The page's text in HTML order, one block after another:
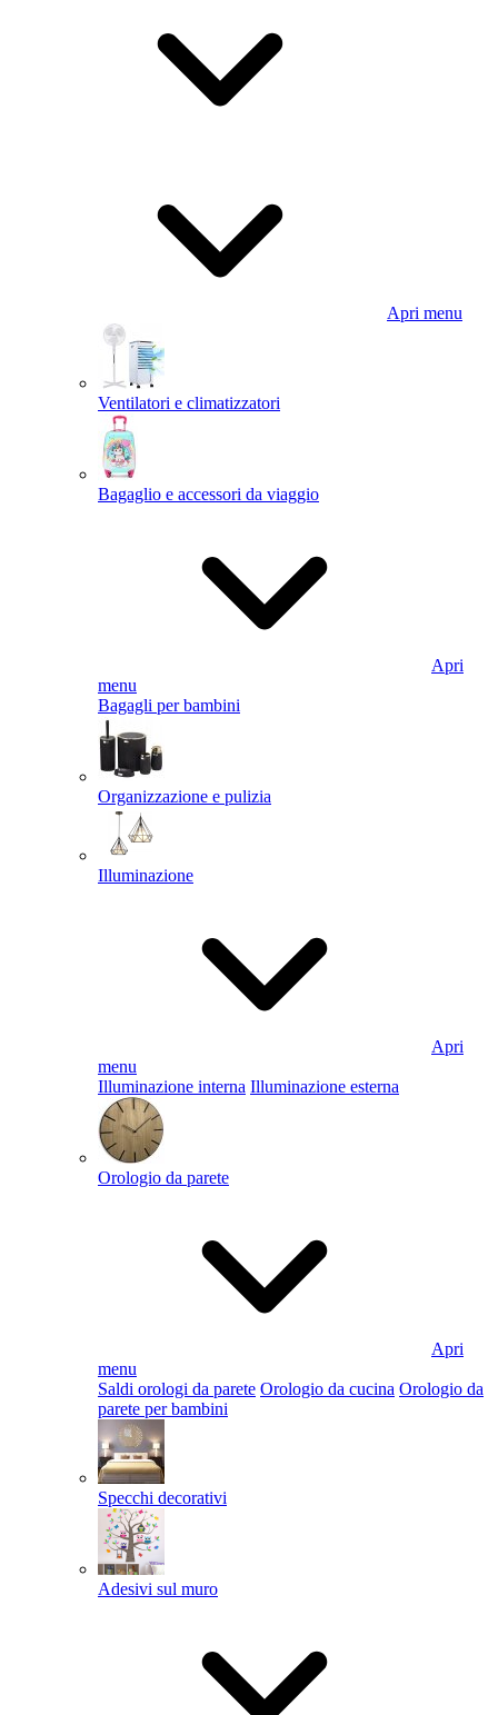
Apri menu
Ventilatori e climatizzatori
Bagaglio e accessori da viaggio
Apri
menu
Bagagli per bambini
Organizzazione e pulizia
Illuminazione
Apri
menu
Illuminazione interna Illuminazione esterna
Orologio da parete
Apri
menu
Saldi orologi da parete Orologio da cucina Orologio da
parete per bambini
Specchi decorativi
Adesivi sul muro